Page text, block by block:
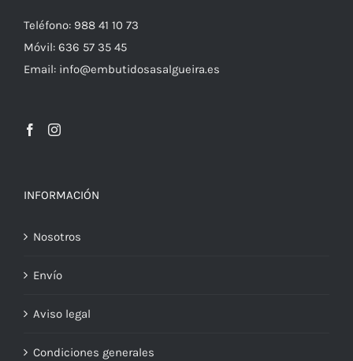
Teléfono: 988 41 10 73
Móvil: 636 57 35 45
Email: info@embutidosasalgueira.es
INFORMACIÓN
Nosotros
Envío
Aviso legal
Condiciones generales